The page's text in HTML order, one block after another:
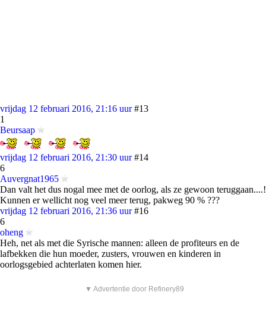
vrijdag 12 februari 2016, 21:16 uur #13
1
Beursaap
vrijdag 12 februari 2016, 21:30 uur #14
6
Auvergnat1965
Dan valt het dus nogal mee met de oorlog, als ze gewoon teruggaan....!
Kunnen er wellicht nog veel meer terug, pakweg 90 % ???
vrijdag 12 februari 2016, 21:36 uur #16
6
oheng
Heh, net als met die Syrische mannen: alleen de profiteurs en de
lafbekken die hun moeder, zusters, vrouwen en kinderen in
oorlogsgebied achterlaten komen hier.
▼ Advertentie door Refinery89